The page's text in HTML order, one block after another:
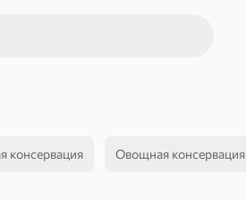
консервация Овощная консервация